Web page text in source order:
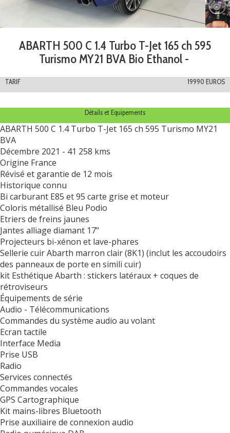
ABARTH 500 C 1.4 Turbo T-Jet 165 ch 595
Turismo MY21 BVA Bio Ethanol -
TARIF 19990 EUROS
Détails et Equipements
ABARTH 500 C 1.4 Turbo T-Jet 165 ch 595 Turismo MY21
BVA
Décembre 2021 - 41 258 kms
Origine France
Révisé et garantie de 12 mois
Historique connu
Bi carburant E85 et 95 carte grise et moteur
Coloris métallisé Bleu Podio
Etriers de freins jaunes
Jantes alliage diamant 17"
Projecteurs bi-xénon et lave-phares
Sellerie cuir Abarth marron clair (8K1) (inclut les accoudoirs
des panneaux de porte en simili cuir)
kit Esthétique Abarth : stickers latéraux + coques de
rétroviseurs
Équipements de série
Audio - Télécommunications
Commandes du système audio au volant
Ecran tactile
Interface Media
Prise USB
Radio
Services connectés
Commandes vocales
GPS Cartographique
Kit mains-libres Bluetooth
Prise auxiliaire de connexion audio